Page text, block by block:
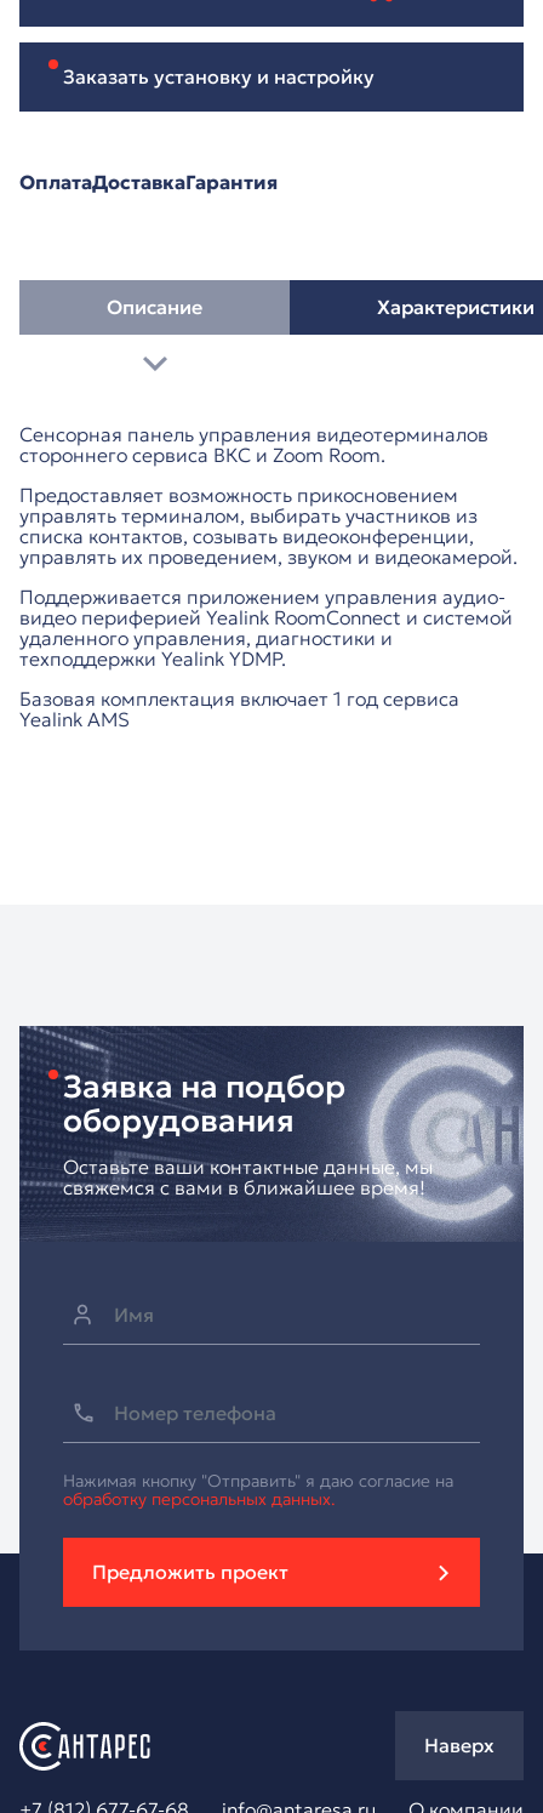
Заказать установку и настройку
ОплатаДоставкаГарантия
Описание Характеристики
Сенсорная панель управления видеотерминалов
стороннего сервиса ВКС и Zoom Room.
Предоставляет возможность прикосновением
управлять терминалом, выбирать участников из
списка контактов, созывать видеоконференции,
управлять их проведением, звуком и видеокамерой.
Поддерживается приложением управления аудио-
видео периферией Yealink RoomConnect и системой
удаленного управления, диагностики и
техподдержки Yealink YDMP.
Базовая комплектация включает 1 год сервиса
Yealink AMS
Заявка на подбор
оборудования
Оставьте ваши контактные данные, мы
свяжемся с вами в ближайшее время!
Нажимая кнопку "Отправить" я даю согласие на
обработку персональных данных.
Предложить проект
Наверх